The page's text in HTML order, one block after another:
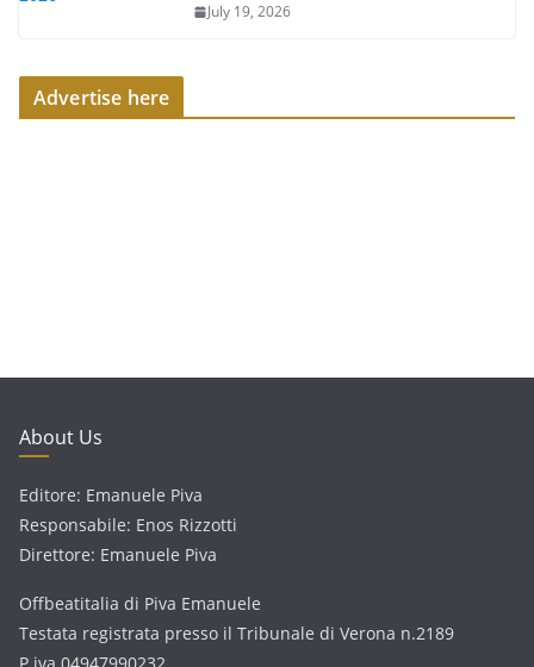
July 19, 2026
Advertise here
About Us
Editore: Emanuele Piva
Responsabile: Enos Rizzotti
Direttore: Emanuele Piva
Offbeatitalia di Piva Emanuele
Testata registrata presso il Tribunale di Verona n.2189